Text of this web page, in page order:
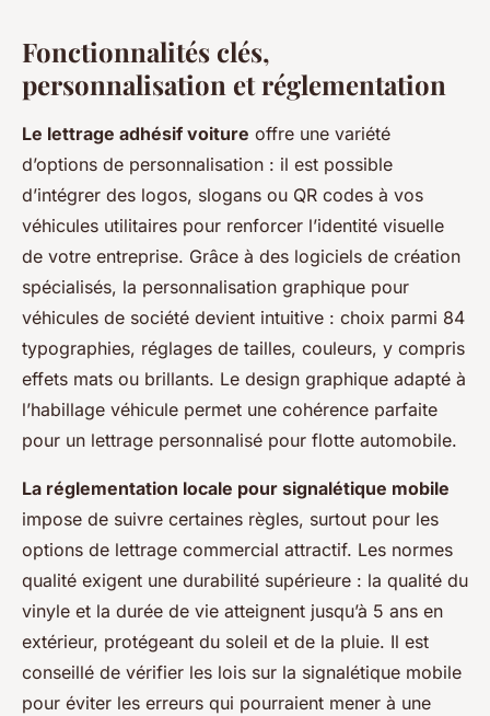
Fonctionnalités clés,
personnalisation et réglementation
Le lettrage adhésif voiture offre une variété
d’options de personnalisation : il est possible
d’intégrer des logos, slogans ou QR codes à vos
véhicules utilitaires pour renforcer l’identité visuelle
de votre entreprise. Grâce à des logiciels de création
spécialisés, la personnalisation graphique pour
véhicules de société devient intuitive : choix parmi 84
typographies, réglages de tailles, couleurs, y compris
effets mats ou brillants. Le design graphique adapté à
l’habillage véhicule permet une cohérence parfaite
pour un lettrage personnalisé pour flotte automobile.
La réglementation locale pour signalétique mobile
impose de suivre certaines règles, surtout pour les
options de lettrage commercial attractif. Les normes
qualité exigent une durabilité supérieure : la qualité du
vinyle et la durée de vie atteignent jusqu’à 5 ans en
extérieur, protégeant du soleil et de la pluie. Il est
conseillé de vérifier les lois sur la signalétique mobile
pour éviter les erreurs qui pourraient mener à une